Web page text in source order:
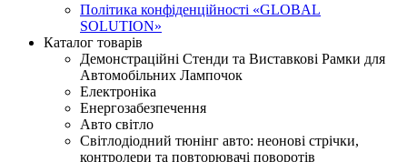
Політика конфіденційності «GLOBAL
SOLUTION»
Каталог товарів
Демонстраційні Стенди та Виставкові Рамки для
Автомобільних Лампочок
Електроніка
Енергозабезпечення
Авто світло
Світлодіодний тюнінг авто: неонові стрічки,
контролери та повторювачі поворотів